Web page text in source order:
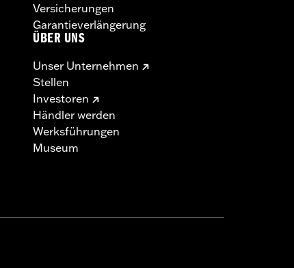
Versicherungen
Garantieverlängerung
ÜBER UNS
Unser Unternehmen
Stellen
Investoren
Händler werden
Werksführungen
Museum